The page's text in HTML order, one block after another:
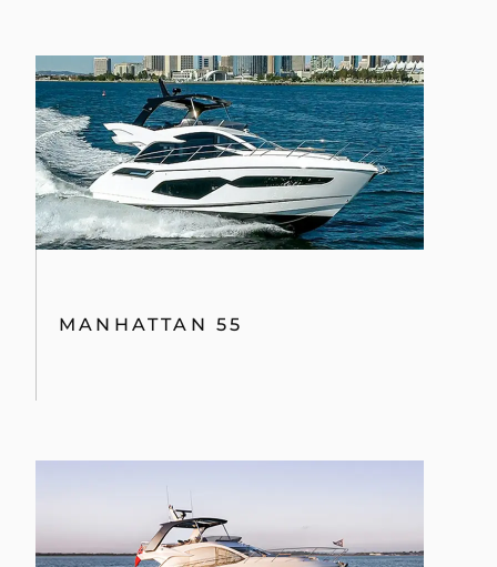
MANHATTAN 55